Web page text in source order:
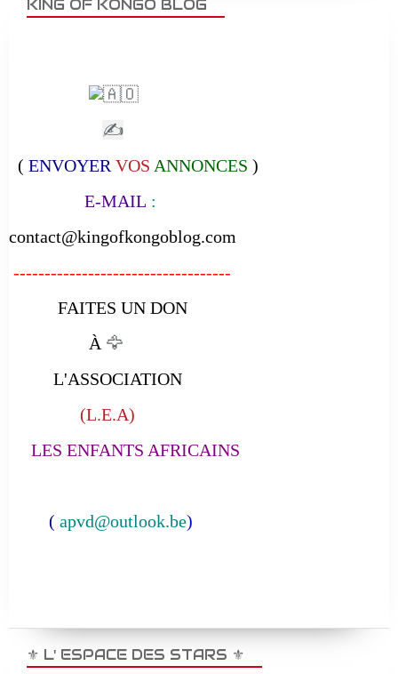
KING OF KONGO BLOG
✍
( ENVOYER VOS ANNONCES )
E-MAIL :
contact@kingofkongoblog.com
-----------------------------------
FAITES UN DON
À 🦅
L'ASSOCIATION
(L.E.A)
LES ENFANTS AFRICAINS
( apvd@outlook.be)
⚜️ L' ESPACE DES STARS ⚜️